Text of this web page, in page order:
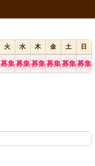
火 水 木 金 土 日
募集募集募集募集募集募集